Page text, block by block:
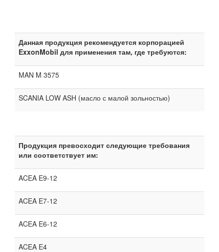
Данная продукция рекомендуется корпорацией
ExxonMobil для применения там, где требуются:
MAN M 3575
SCANIA LOW ASH (масло с малой зольностью)
Продукция превосходит следующие требования
или соответствует им:
ACEA E9-12
ACEA E7-12
ACEA E6-12
ACEA E4